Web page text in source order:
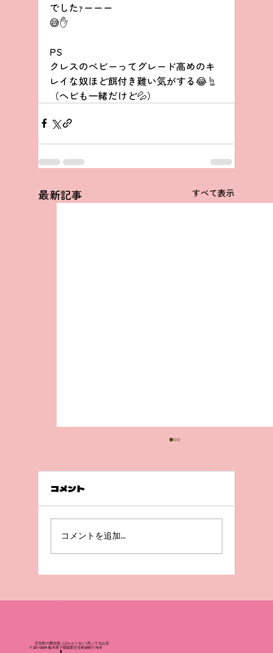
でしたｧーーー
😅✋
PS
クレスのベビーってグレード高めのキ
レイな奴ほど餌付き難い気がする😂☝
（ヘビも一緒だけど💦）
最新記事 すべて表示
急成長😲！
コメント
コメントを追加…
壬生町の爬虫類（はちゅうるい）売ってるお店
〒321-0204 栃木県下都賀郡壬生町緑町1-16-6